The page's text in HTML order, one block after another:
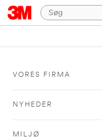
VORES FIRMA
NYHEDER
MILJØ